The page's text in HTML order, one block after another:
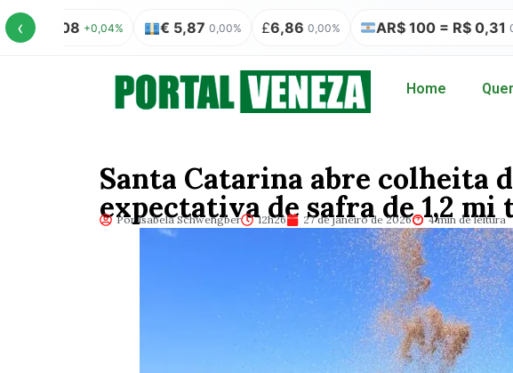
‹ +0,04% € 5,87 0,00% £6,86 0,00% AR$ 100 = R$ 0,31 0,00%
Home
Santa Catarina abre colheita
expectativa de safra de 1,2 mi
Por Isabela Schwengber 12h26 27 de janeiro de 2026 4 min de leitura